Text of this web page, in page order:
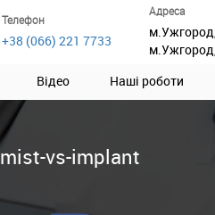
Телефон
+38 (066) 221 7733
Адреса
Відео Наші роботи
mist-vs-implant